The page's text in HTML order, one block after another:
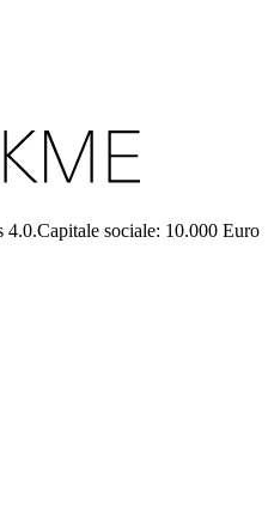
sociale: 10.000 Euro